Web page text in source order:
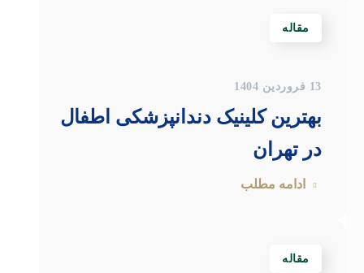
مقاله
13 فروردین 1404
بهترین کلینیک دندانپزشکی اطفال
در تهران
ادامه مطلب
مقاله